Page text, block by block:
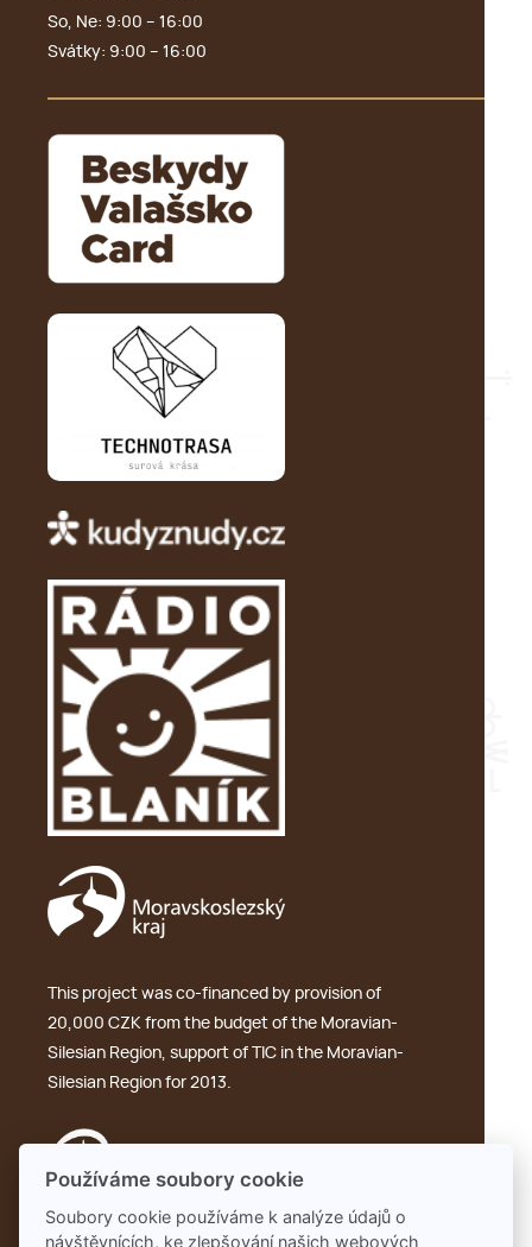
So, Ne: 9:00 – 16:00
Svátky: 9:00 – 16:00
This project was co-financed by provision of
20,000 CZK from the budget of the Moravian-
Silesian Region, support of TIC in the Moravian-
Silesian Region for 2013.
Používáme soubory cookie
Soubory cookie používáme k analýze údajů o
návštěvnících, ke zlepšování našich webových